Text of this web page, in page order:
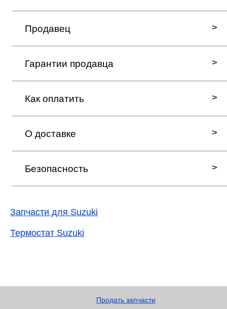
Продавец
Гарантии продавца
Как оплатить
О доставке
Безопасность
Запчасти для Suzuki
Термостат Suzuki
Продать запчасти